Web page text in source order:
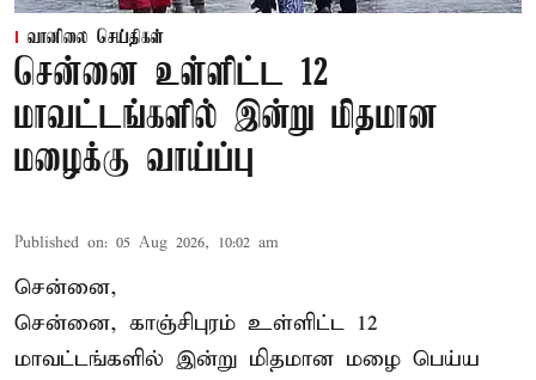
வானிலை செய்திகள்
சென்னை உள்ளிட்ட 12
மாவட்டங்களில் இன்று மிதமான
மழைக்கு வாய்ப்பு
Published on: 05 Aug 2026, 10:02 am
சென்னை,
சென்னை, காஞ்சிபுரம் உள்ளிட்ட 12
மாவட்டங்களில் இன்று மிதமான மழை பெய்ய